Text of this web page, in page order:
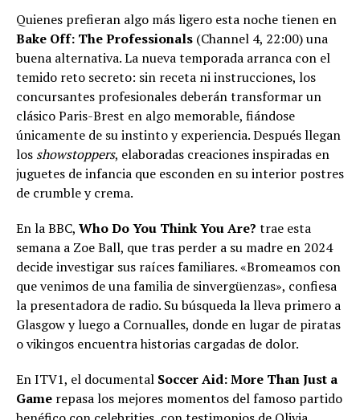
Quienes prefieran algo más ligero esta noche tienen en
Bake Off: The Professionals (Channel 4, 22:00) una
buena alternativa. La nueva temporada arranca con el
temido reto secreto: sin receta ni instrucciones, los
concursantes profesionales deberán transformar un
clásico Paris-Brest en algo memorable, fiándose
únicamente de su instinto y experiencia. Después llegan
los showstoppers, elaboradas creaciones inspiradas en
juguetes de infancia que esconden en su interior postres
de crumble y crema.
En la BBC, Who Do You Think You Are? trae esta
semana a Zoe Ball, que tras perder a su madre en 2024
decide investigar sus raíces familiares. «Bromeamos con
que venimos de una familia de sinvergüenzas», confiesa
la presentadora de radio. Su búsqueda la lleva primero a
Glasgow y luego a Cornualles, donde en lugar de piratas
o vikingos encuentra historias cargadas de dolor.
En ITV1, el documental Soccer Aid: More Than Just a
Game repasa los mejores momentos del famoso partido